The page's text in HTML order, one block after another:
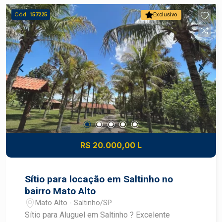
Exclusivo
Cód. 157225
R$ 20.000,00 L
Sítio para locação em Saltinho no
bairro Mato Alto
Mato Alto - Saltinho/SP
Sítio para Aluguel em Saltinho ? Excelente